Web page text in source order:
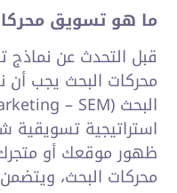
ما هو تسويق
قبل التحدث عن
محركات البحث يجب
استراتيجية
ظهور موقعك أو
محركات البحث،